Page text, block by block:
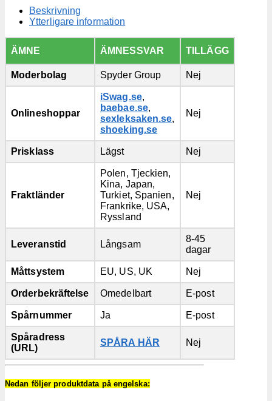
Beskrivning
Ytterligare information
ÄMNE ÄMNESSVAR TILLÄGG
Moderbolag Spyder Group Nej
Onlineshoppar
iSwag.se,
baebae.se,
sexleksaken.se,
shoeking.se
Nej
Prisklass Lägst Nej
Fraktländer
Polen, Tjeckien,
Kina, Japan,
Turkiet, Spanien,
Frankrike, USA,
Ryssland
Nej
Leveranstid Långsam
8-45
dagar
Måttsystem EU, US, UK Nej
Orderbekräftelse Omedelbart E-post
Spårnummer Ja E-post
Spåradress
(URL)
SPÅRA HÄR Nej
Nedan följer produktdata på engelska: